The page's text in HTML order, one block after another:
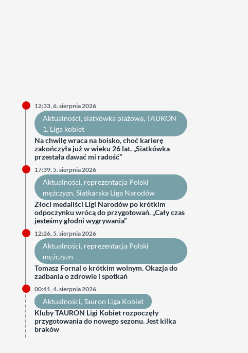
12:33, 6. sierpnia 2026
Aktualności, siatkówka plażowa, TAURON
1. Liga kobiet
Na chwilę wraca na boisko, choć karierę
zakończyła już w wieku 26 lat. „Siatkówka
przestała dawać mi radość”
17:39, 5. sierpnia 2026
Aktualności, reprezentacja Polski
mężczyzn, Siatkarska Liga Narodów
Złoci medaliści Ligi Narodów po krótkim
odpoczynku wrócą do przygotowań. „Cały czas
jesteśmy głodni wygrywania”
12:26, 5. sierpnia 2026
Aktualności, reprezentacja Polski
mężczyzn
Tomasz Fornal o krótkim wolnym. Okazja do
zadbania o zdrowie i spotkań
00:41, 4. sierpnia 2026
Aktualności, Tauron Liga Kobiet
Kluby TAURON Ligi Kobiet rozpoczęły
przygotowania do nowego sezonu. Jest kilka
braków